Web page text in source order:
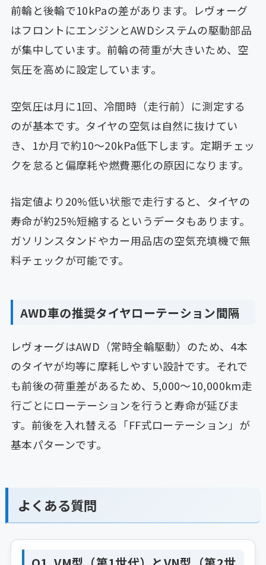
前輪と後輪で10kPaの差があります。レヴォーグ
はフロントにエンジンとAWDシステムの駆動部品
が集中しています。前輪の荷重が大きいため、空
気圧を高めに設定しています。
空気圧は月に1回、冷間時（走行前）に測定する
のが基本です。タイヤの空気は自然に抜けてい
き、1か月で約10〜20kPa低下します。定期チェッ
クを怠ると偏摩耗や燃費悪化の原因になります。
指定値より20%低い状態で走行すると、タイヤの
寿命が約25%短縮するというデータもあります。
ガソリンスタンドやカー用品店の空気充填機で無
料チェックが可能です。
AWD車の推奨タイヤローテーション間隔
レヴォーグはAWD（常時全輪駆動）のため、4本
のタイヤが均等に摩耗しやすい設計です。それで
も前後の荷重差があるため、5,000〜10,000km走
行ごとにローテーションを行うと寿命が延びま
す。前後を入れ替える「FF式ローテーション」が
基本パターンです。
よくある質問